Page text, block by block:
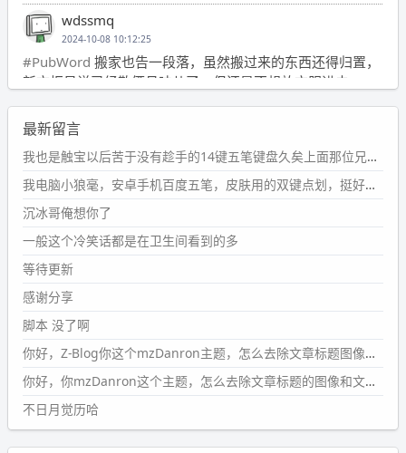
wdssmq
2024-10-08 10:12:25
#PubWord 搬家也告一段落，虽然搬过来的东西还得归置，
新衣柜虽说已经散俩月味儿了，但还是不想放衣服进去。
wdssmq
2024-09-23 21:00:49
#PubWord要不我每年汇总整理一次？？碎雨集_沉冰浮水_
第1页https://www.wdssmq.com/tag/%E7%A2%8E%E9%9
B%A8%E9%9B%86/
wdssmq
2024-09-23 20:58:40
#PubWord
条嘟？？？？
wdssmq
2024-09-15 10:32:07
#PubWordVSCode 内 git 操作卡住的时候没办法主动取消
一直是个痛点，一般都是推送或拉取，今天连提交都卡
了。。
wdssmq
2024-09-11 08:45:43
最新留言
我也是触宝以后苦于没有趁手的14键五笔键盘久矣上面那位兄台用的百度双键点划布局我也用过很久，那个皮肤做得很粗糙，个别键位的触发区域是错位的，快速打字时很容易出错，修改它的皮肤文件校正后勉强能用，但早年出的皮肤分辨率太低，实在谈不上美观。百度小米定制版的商店里有一个"小黑板"皮肤还不错(百度官方输入法商店里没有)，但那个风格我不喜欢这两天找到了一个叫"森林集"的公众号，开发了海量的皮肤，很多都有14键版本，付费但很便宜，几块钱，终于有自己满意的输入法了搜了一下，这个工作室还是百度的官方合作伙伴，不知道为什么14键作品都不在官方商店上架，难道是百度官方在刻意放弃14键？
我电脑小狼毫，安卓手机百度五笔，皮肤用的双键点划，挺好的。
沉冰哥俺想你了
一般这个冷笑话都是在卫生间看到的多
等待更新
感谢分享
脚本 没了啊
你好，Z-Blog你这个mzDanron主题，怎么去除文章标题图像和文章摘要，仅显示标题，感谢回复！
你好，你mzDanron这个主题，怎么去除文章标题的图像和文章摘要！仅显示标题，感谢回复解决！
不日月觉历哈